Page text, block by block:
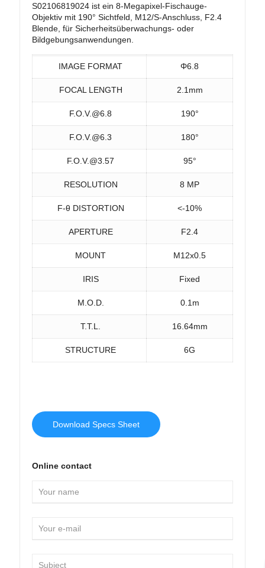
S02106819024 ist ein 8-Megapixel-Fischauge-
Objektiv mit 190° Sichtfeld, M12/S-Anschluss, F2.4
Blende, für Sicherheitsüberwachungs- oder
Bildgebungsanwendungen.
IMAGE FORMAT Φ6.8
FOCAL LENGTH 2.1mm
F.O.V.@6.8 190°
F.O.V.@6.3 180°
F.O.V.@3.57 95°
RESOLUTION 8 MP
F-θ DISTORTION <-10%
APERTURE F2.4
MOUNT M12x0.5
IRIS Fixed
M.O.D. 0.1m
T.T.L. 16.64mm
STRUCTURE 6G
Download Specs Sheet
Online contact